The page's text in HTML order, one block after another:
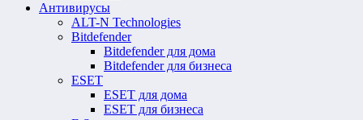
Антивирусы
ALT-N Technologies
Bitdefender
Bitdefender для дома
Bitdefender для бизнеса
ESET
ESET для дома
ESET для бизнеса